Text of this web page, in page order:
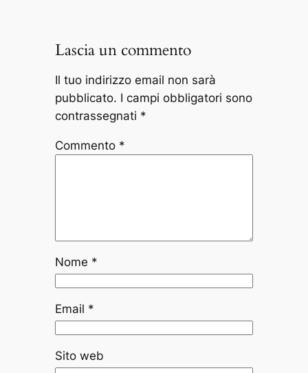
Lascia un commento
Il tuo indirizzo email non sarà
pubblicato. I campi obbligatori sono
contrassegnati *
Commento *
Nome *
Email *
Sito web